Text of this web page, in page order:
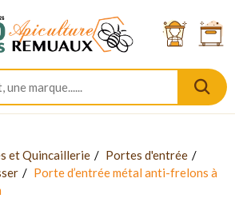
et Quincaillerie
Portes d'entrée
Porte d’entrée métal anti-frelons à